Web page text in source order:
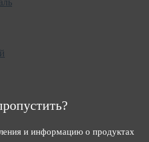
и информацию о продуктах